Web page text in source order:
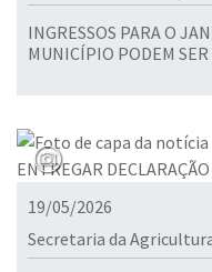
INGRESSOS PARA O
MUNICÍPIO PODEM
19/05/2026
Secretaria da